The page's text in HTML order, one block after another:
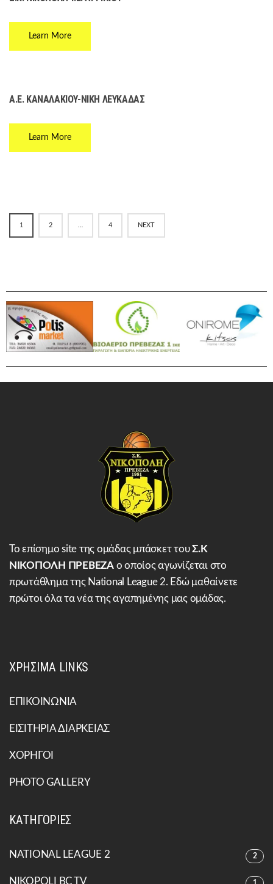
Learn More
Α.Ε. ΚΑΝΑΛΑΚΙΟΥ-ΝΙΚΗ ΛΕΥΚΑΔΑΣ
Learn More
1 2 … 4 NEXT
Το επίσημο site της ομάδας μπάσκετ τουΣ.Κ
ΝΙΚΟΠΟΛΗ ΠΡΕΒΕΖΑο οποίος αγωνίζεται στο
πρωτάθλημα της National League 2. Εδώ μαθαίνετε
πρώτοι όλα τα νέα της αγαπημένης μας ομάδας.
ΧΡΗΣΙΜΑ LINKS
ΕΠΙΚΟΙΝΩΝΙΑ
ΕΙΣΙΤΗΡΙΑ ΔΙΑΡΚΕΙΑΣ
ΧΟΡΗΓΟΙ
PHOTO GALLERY
ΚΑΤΗΓΟΡΙΕΣ
NATIONAL LEAGUE 2 2
NIKOPOLI BC TV